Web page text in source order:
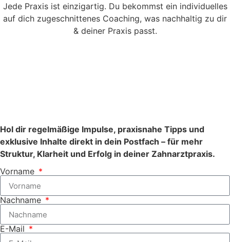
Jede Praxis ist einzigartig. Du bekommst ein individuelles
auf dich zugeschnittenes Coaching, was nachhaltig zu dir
& deiner Praxis passt.
Hol dir regelmäßige Impulse, praxisnahe Tipps und
exklusive Inhalte direkt in dein Postfach – für mehr
Struktur, Klarheit und Erfolg in deiner Zahnarztpraxis.
Vorname
Nachname
E-Mail